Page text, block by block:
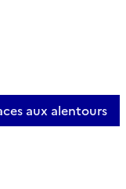
aux alentours